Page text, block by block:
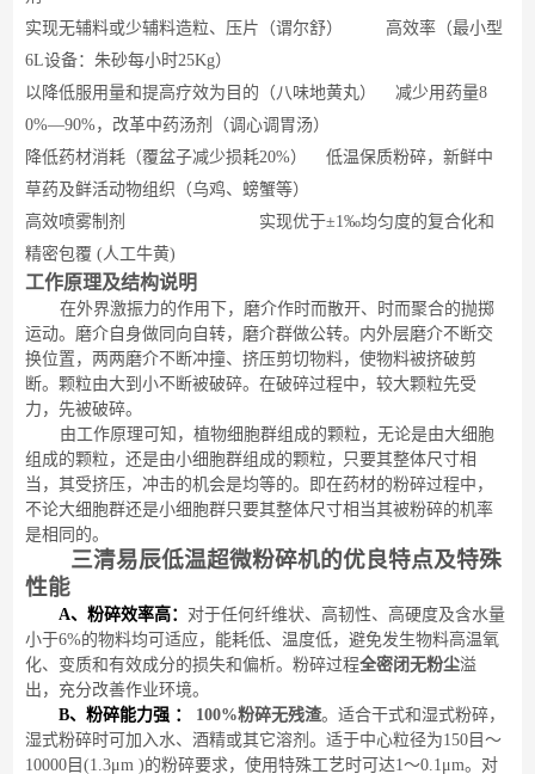
实现无辅料或少辅料造粒、压片（谓尔舒） 高效率（最小型
6L设备：朱砂每小时25Kg）
以降低服用量和提高疗效为目的（八味地黄丸） 减少用药量8
0%—90%，改革中药汤剂（调心调胃汤）
降低药材消耗（覆盆子减少损耗20%） 低温保质粉碎，新鲜中
草药及鲜活动物组织（乌鸡、螃蟹等）
高效喷雾制剂 实现优于±1‰均匀度的复合化和
精密包覆 (人工牛黄)
工作原理及结构说明
在外界激振力的作用下，磨介作时而散开、时而聚合的抛掷
运动。磨介自身做同向自转，磨介群做公转。内外层磨介不断交
换位置，两两磨介不断冲撞、挤压剪切物料，使物料被挤破剪
断。颗粒由大到小不断被破碎。在破碎过程中，较大颗粒先受
力，先被破碎。
由工作原理可知，植物细胞群组成的颗粒，无论是由大细胞
组成的颗粒，还是由小细胞群组成的颗粒，只要其整体尺寸相
当，其受挤压，冲击的机会是均等的。即在药材的粉碎过程中，
不论大细胞群还是小细胞群只要其整体尺寸相当其被粉碎的机率
是相同的。
三清易辰低温超微粉碎机的优良特点及特殊
性能
A、粉碎效率高： 对于任何纤维状、高韧性、高硬度及含水量
小于6%的物料均可适应，能耗低、温度低，避免发生物料高温氧
化、变质和有效成分的损失和偏析。粉碎过程全密闭无粉尘溢
出，充分改善作业环境。
B、粉碎能力强 ： 100%粉碎无残渣。适合干式和湿式粉碎，
湿式粉碎时可加入水、酒精或其它溶剂。适于中心粒径为150目～
10000目(1.3μm )的粉碎要求，使用特殊工艺时可达1～0.1μm。 对